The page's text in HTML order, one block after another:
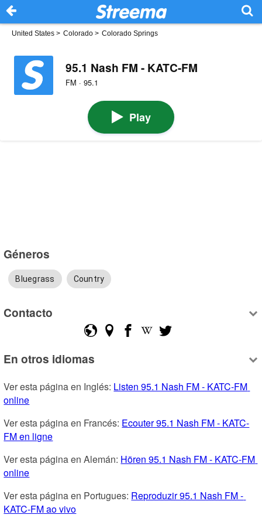
United States > Colorado > Colorado Springs
95.1 Nash FM - KATC-FM
FM · 95.1
Play
Géneros
Bluegrass Country
Contacto
En otros idiomas
Ver esta página en Inglés: Listen 95.1 Nash FM - KATC-FM
online
Ver esta página en Francés: Ecouter 95.1 Nash FM - KATC-
FM en ligne
Ver esta página en Alemán: Hören 95.1 Nash FM - KATC-FM
online
Ver esta página en Portugues: Reproduzir 95.1 Nash FM -
KATC-FM ao vivo